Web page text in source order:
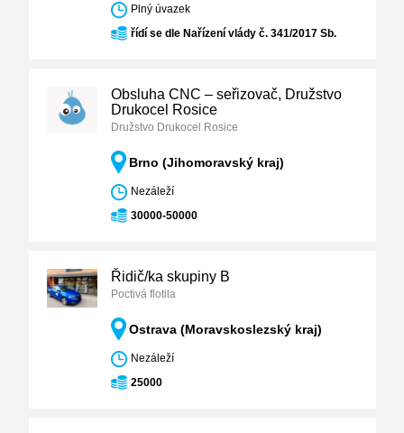
Plný úvazek
řídí se dle Nařízení vlády č. 341/2017 Sb.
Obsluha CNC – seřizovač, Družstvo
Drukocel Rosice
Družstvo Drukocel Rosice
Brno (Jihomoravský kraj)
Nezáleží
30000-50000
Řidič/ka skupiny B
Poctivá flotila
Ostrava (Moravskoslezský kraj)
Nezáleží
25000